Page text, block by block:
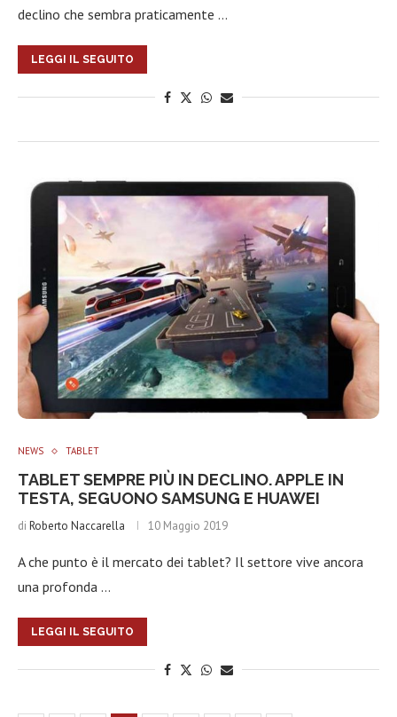
declino che sembra praticamente …
LEGGI IL SEGUITO
NEWS TABLET
TABLET SEMPRE PIÙ IN DECLINO. APPLE IN
TESTA, SEGUONO SAMSUNG E HUAWEI
di Roberto Naccarella 10 Maggio 2019
A che punto è il mercato dei tablet? Il settore vive ancora
una profonda …
LEGGI IL SEGUITO